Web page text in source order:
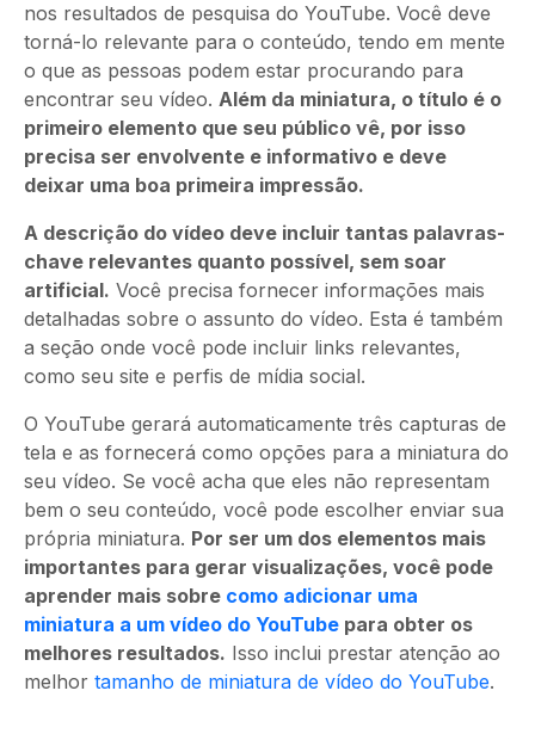
nos resultados de pesquisa do YouTube. Você deve
torná-lo relevante para o conteúdo, tendo em mente
o que as pessoas podem estar procurando para
encontrar seu vídeo. Além da miniatura, o título é o
primeiro elemento que seu público vê, por isso
precisa ser envolvente e informativo e deve
deixar uma boa primeira impressão.
A descrição do vídeo deve incluir tantas palavras-
chave relevantes quanto possível, sem soar
artificial. Você precisa fornecer informações mais
detalhadas sobre o assunto do vídeo. Esta é também
a seção onde você pode incluir links relevantes,
como seu site e perfis de mídia social.
O YouTube gerará automaticamente três capturas de
tela e as fornecerá como opções para a miniatura do
seu vídeo. Se você acha que eles não representam
bem o seu conteúdo, você pode escolher enviar sua
própria miniatura. Por ser um dos elementos mais
importantes para gerar visualizações, você pode
aprender mais sobre como adicionar uma
miniatura a um vídeo do YouTube para obter os
melhores resultados. Isso inclui prestar atenção ao
melhor tamanho de miniatura de vídeo do YouTube.